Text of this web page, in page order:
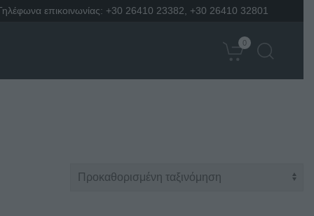
επικοινωνίας: +30 26410 23382 +30 26410 32801
0